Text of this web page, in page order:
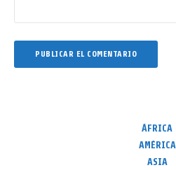
ÁFRICA
AMÉRICA
ASIA